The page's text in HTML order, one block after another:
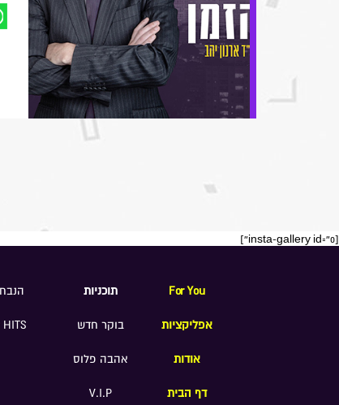
[insta-gallery id="0"]
For You
אפליקציות
אודות
דף הבית
תוכניות
בוקר חדש
אהבה פלוס
V.I.P
HITS